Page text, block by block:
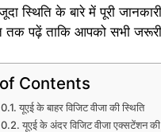
स्थिति के बारे में पूरी
पढ़ें ताकि आपको सभी
Contents
यूएई के बाहर विजिट वीजा की स्थिति
यूएई के अंदर विजिट वीजा एक्सटेंशन की